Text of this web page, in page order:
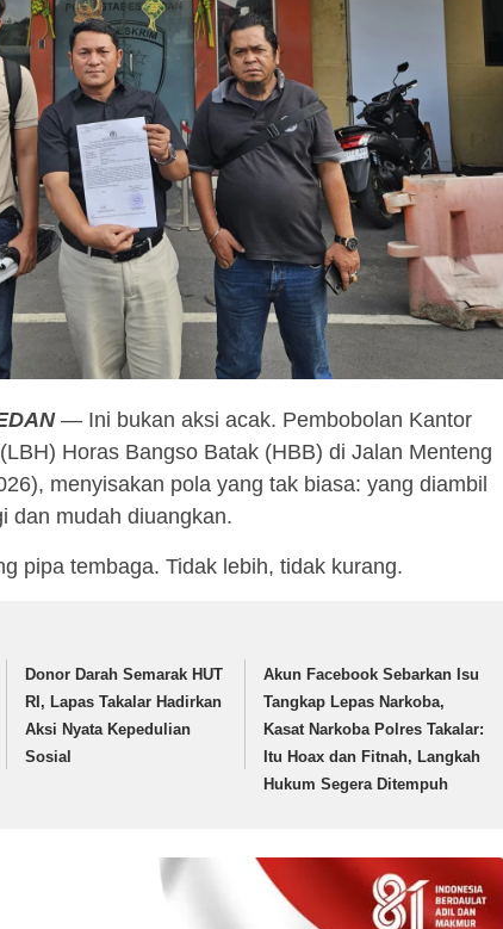
— Ini bukan aksi acak. Pembobolan Kantor
Horas Bangso Batak (HBB) di Jalan Menteng
menyisakan pola yang tak biasa: yang diambil
dan mudah diuangkan.
pipa tembaga. Tidak lebih, tidak kurang.
Donor Darah Semarak HUT
RI, Lapas Takalar Hadirkan
Aksi Nyata Kepedulian
Sosial
Akun Facebook Sebarkan Isu
Tangkap Lepas Narkoba,
Kasat Narkoba Polres Takalar:
Itu Hoax dan Fitnah, Langkah
Hukum Segera Ditempuh